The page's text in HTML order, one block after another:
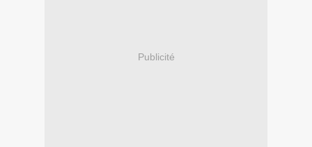
Publicité